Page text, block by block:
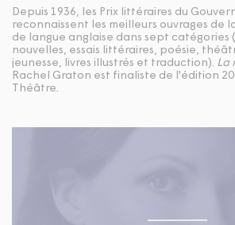
Depuis 1936, les Prix littéraires du
reconnaissent les meilleurs ouvrages de
de langue anglaise dans sept catégories
nouvelles, essais littéraires, poésie,
jeunesse, livres illustrés et traduction). La
Rachel Graton est finaliste de l'édition
Théâtre.